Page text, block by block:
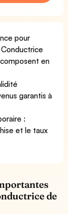
pour
en
garantis à
:
et le taux
de